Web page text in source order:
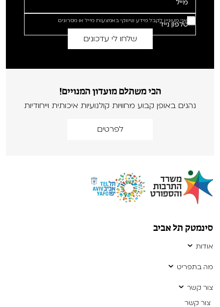
אני מעוניין לקבל מידע שיווקי באמצעות מייל או מסרונים
הכי משתלם מועדון המנויים!
נהנים באופן קבוע מחוויות קולנועיות איכותית וייחודיות
לפרטים
סינמטק תל אביב
אודות
מה בתפריט
צור קשר
צור קשר